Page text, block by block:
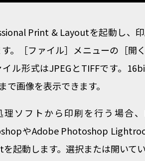
Print & Layoutを起動し、
。［ファイル］メニューの［開
ル形式はJPEGとTIFFです。
で画像を表示できます。
理ソフトから印刷を行う場合
やAdobe Photoshop
起動します。選択または開いて